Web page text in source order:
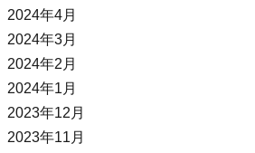
2024年4月
2024年3月
2024年2月
2024年1月
2023年12月
2023年11月